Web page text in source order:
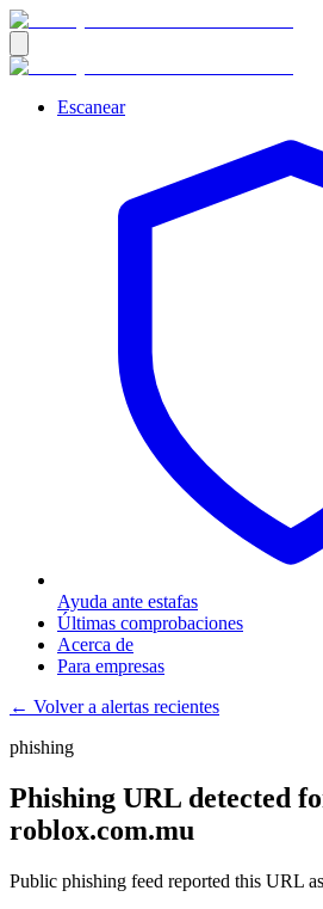
Escanear
Ayuda ante estafas
Últimas comprobaciones
Acerca de
Para empresas
← Volver a alertas recientes
phishing
Phishing URL detected
roblox.com.mu
Public phishing feed reported this URL